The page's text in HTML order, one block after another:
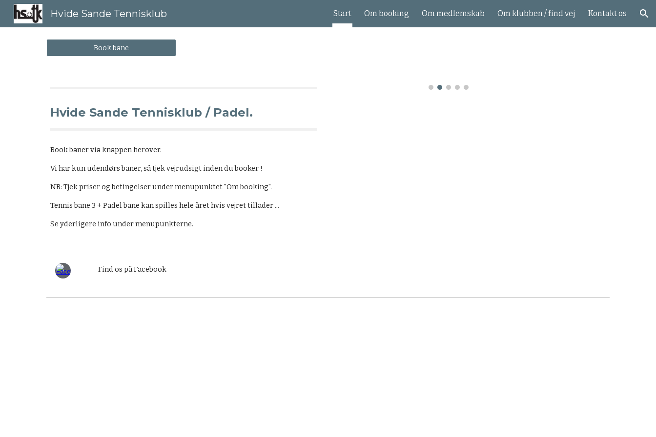
Skip to navigation
Hvide Sande Tennisklub Start Om booking Om medlemskab Om klubben / find vej Kontakt os
Book bane
Hvide Sande Tennisklub / Padel.
Book baner via knappen herover.
Vi har kun udendørs baner, så tjek vejrudsigt inden du booker !
NB: Tjek priser og betingelser under menupunktet "Om booking".
Tennis bane 3 + Padel bane kan spilles hele året hvis vejret tillader ...
Se yderligere info under menupunkterne.
Find os på Facebook